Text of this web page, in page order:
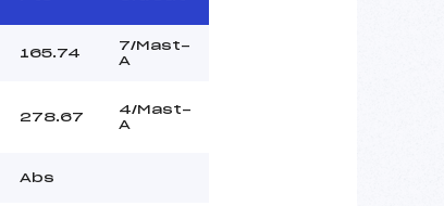
165.74
7/Mast-
A
278.67
4/Mast-
A
Abs